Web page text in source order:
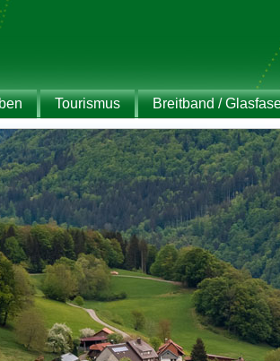
Tourismus Breitband /